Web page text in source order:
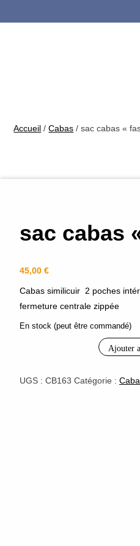
Accueil /Cabas / sac cabas «
sac cabas
45,00 €
Cabas similicuir 2 poches
fermeture centrale zippée
En stock (peut être commandé)
quantité
sac
Ajouter
UGS : CB163 Catégorie :